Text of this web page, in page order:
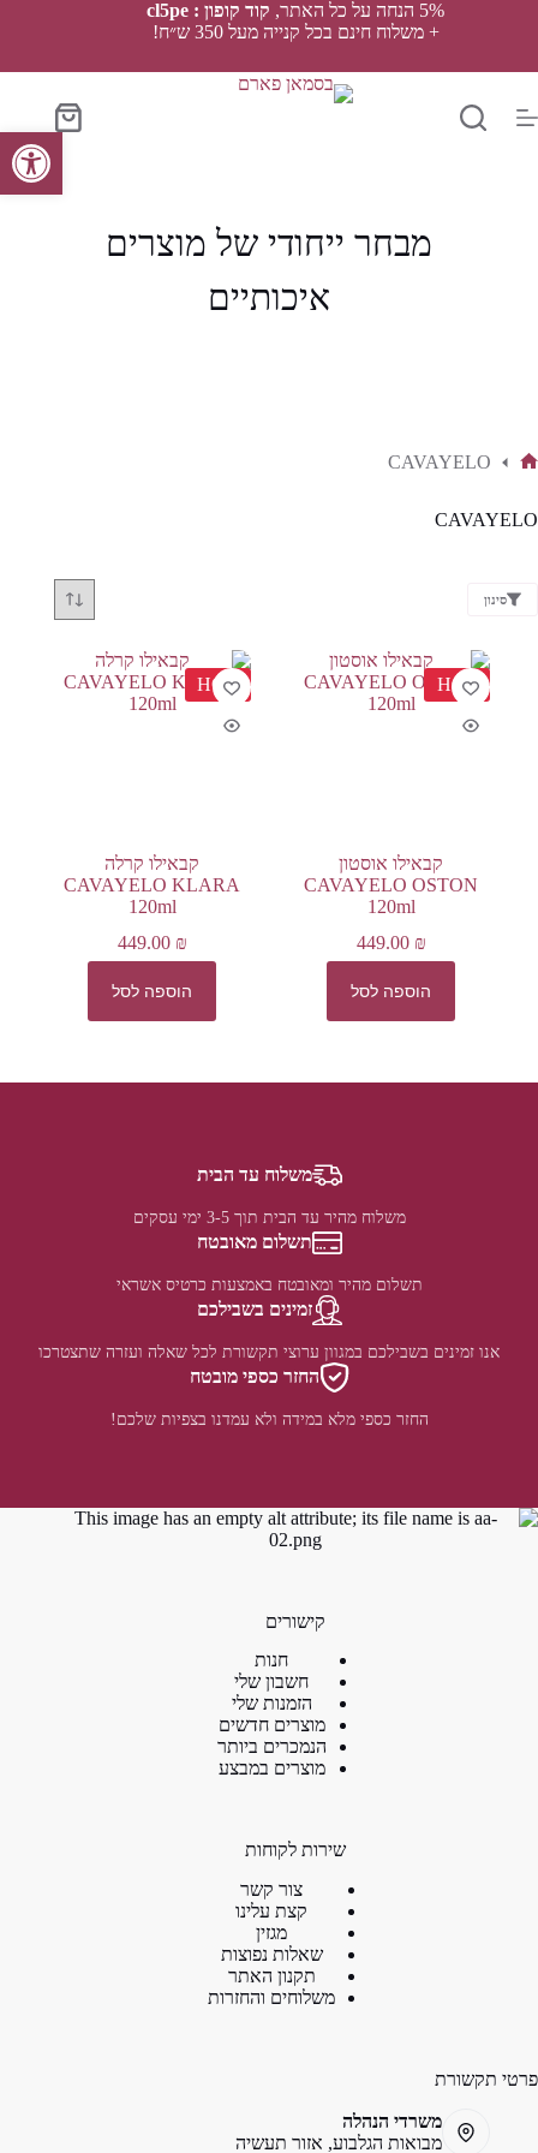
פתח סרגל נגישות
5% הנחה על כל האתר,
קוד קופון : cl5pe
+ משלוח חינם בכל קנייה מעל 350 ש״ח!
סל
הקניות
מבחר ייחודי של מוצרים
איכותיים
CAVAYELO
CAVAYELO
סינון
HOT
קבאילו אוסטון
CAVAYELO OSTON
120ml
449.00 ₪
הוספה לסל
HOT
קבאילו קרלה
CAVAYELO KLARA
120ml
449.00 ₪
הוספה לסל
משלוח עד הבית
משלוח מהיר עד הבית תוך 3-5 ימי עסקים
תשלום מאובטח
תשלום מהיר ומאובטח באמצעות כרטיס אשראי
זמינים בשבילכם
אנו זמינים בשבילכם במגוון ערוצי תקשורת לכל שאלה ועזרה שתצטרכו
החזר כספי מובטח
החזר כספי מלא במידה ולא עמדנו בצפיות שלכם!
קישורים
חנות
חשבון שלי
הזמנות שלי
מוצרים חדשים
הנמכרים ביותר
מוצרים במבצע
שירות לקוחות
צור קשר
קצת עלינו
מגזין
שאלות נפוצות
תקנון האתר
משלוחים והחזרות
פרטי תקשורת
משרדי הנהלה
מבואות הגלבוע, אזור תעשיה